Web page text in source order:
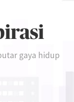
gaya hidup